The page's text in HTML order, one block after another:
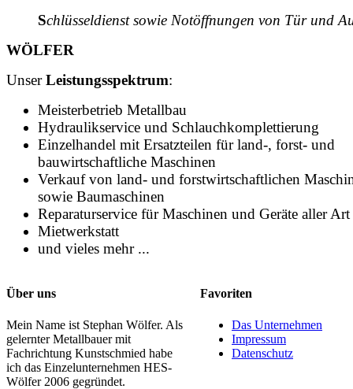
Schlüsseldienst sowie Notöffnungen von Tür und
WÖLFER
UnserLeistungsspektrum:
Meisterbetrieb Metallbau
Hydraulikservice und Schlauchkomplettierung
Einzelhandel mit Ersatzteilen für land-, forst- und
bauwirtschaftliche Maschinen
Verkauf von land- und forstwirtschaftlichen
sowie Baumaschinen
Reparaturservice für Maschinen und Geräte aller Art
Mietwerkstatt
und vieles mehr ...
Über uns
Mein Name ist Stephan Wölfer. Als
gelernter Metallbauer mit
Fachrichtung Kunstschmied habe
ich das Einzelunternehmen HES-
Wölfer 2006 gegründet.
Favoriten
Das Unternehmen
Impressum
Datenschutz